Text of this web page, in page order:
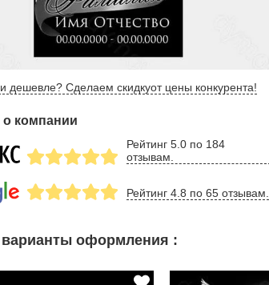
дешевле? Сделаем скидкуот цены конкурента!
компании
Рейтинг 5.0 по 184
отзывам.
Рейтинг 4.8 по 65 отзывам.
варианты оформления :